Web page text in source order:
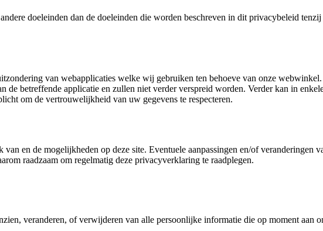
doeleinden dan de doeleinden die worden beschreven in dit privacybeleid
van webapplicaties welke wij gebruiken ten behoeve van onze
de betreffende applicatie en zullen niet verder verspreid worden. Verder kan in
om de vertrouwelijkheid van uw gegevens te respecteren.
en de mogelijkheden op deze site. Eventuele aanpassingen en/of veranderingen
raadzaam om regelmatig deze privacyverklaring te raadplegen.
veranderen, of verwijderen van alle persoonlijke informatie die op moment aan